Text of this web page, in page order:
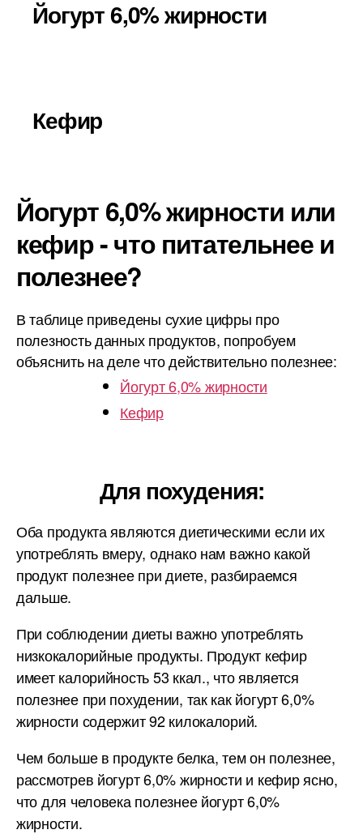
Йогурт 6,0% жирности
Кефир
Йогурт 6,0% жирности или
кефир - что питательнее и
полезнее?
В таблице приведены сухие цифры про
полезность данных продуктов, попробуем
объяснить на деле что действительно полезнее:
Йогурт 6,0% жирности
Кефир
Для похудения:
Оба продукта являются диетическими если их
употреблять вмеру, однако нам важно какой
продукт полезнее при диете, разбираемся
дальше.
При соблюдении диеты важно употреблять
низкокалорийные продукты. Продукт кефир
имеет калорийность 53 ккал., что является
полезнее при похудении, так как йогурт 6,0%
жирности содержит 92 килокалорий.
Чем больше в продукте белка, тем он полезнее,
рассмотрев йогурт 6,0% жирности и кефир ясно,
что для человека полезнее йогурт 6,0%
жирности.